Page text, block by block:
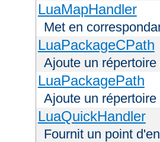
LuaMapHandler
Met en
LuaPackageCPath
Ajoute un
LuaPackagePath
Ajoute un
LuaQuickHandler
Fournit un point